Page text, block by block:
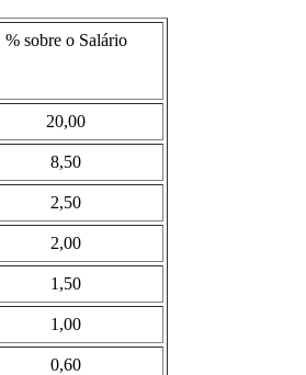
% sobre o Salário
20,00
8,50
2,50
2,00
1,50
1,00
0,60